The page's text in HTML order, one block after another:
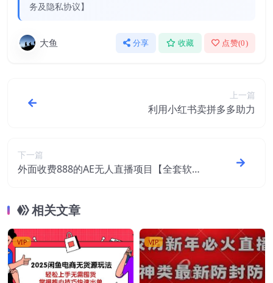
务及隐私协议】
大鱼 分享 收藏 点赞(0)
上一篇
利用小红书卖拼多多助力
下一篇
外面收费888的AE无人直播项目【全套软件
相关文章
VIP VIP